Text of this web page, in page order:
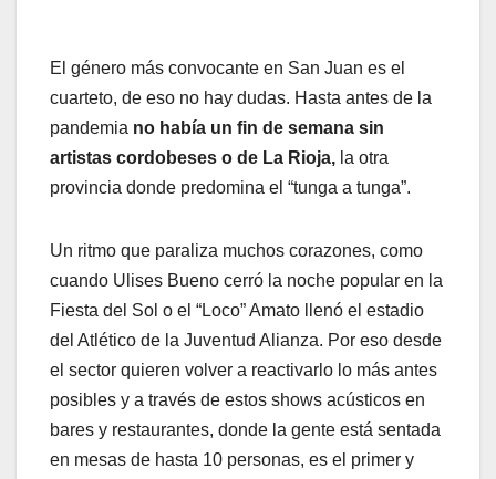
El género más convocante en San Juan es el
cuarteto, de eso no hay dudas. Hasta antes de la
pandemia no había un fin de semana sin
artistas cordobeses o de La Rioja, la otra
provincia donde predomina el “tunga a tunga”.
Un ritmo que paraliza muchos corazones, como
cuando Ulises Bueno cerró la noche popular en la
Fiesta del Sol o el “Loco” Amato llenó el estadio
del Atlético de la Juventud Alianza. Por eso desde
el sector quieren volver a reactivarlo lo más antes
posibles y a través de estos shows acústicos en
bares y restaurantes, donde la gente está sentada
en mesas de hasta 10 personas, es el primer y